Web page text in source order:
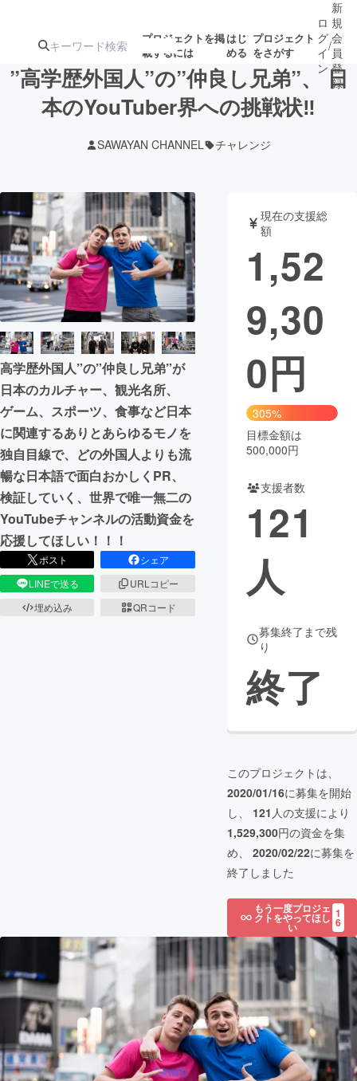
プロジェクトを掲
載するには
はじ
める
プロジェクト
をさがす
ターン
ジェクト
ロジェクト
アート・写真 音楽
テクノロジー・ガジェット ゲーム・サ
映像・映画
ビジネス・起業
まちづくり・地域活性化
CAMPFIRE for Social Good
CAMPFIRE Creation
CAMPFIREふるさと納税machi-ya コミュニティ
ロ
グ
イ
ン
/
新
規
会
員
登
録
”高学歴外国人”の”仲良し兄弟”、 日
本のYouTuber界への挑戦状‼
SAWAYAN CHANNEL チャレンジ
高学歴外国人”の”仲良し兄弟”が
日本のカルチャー、観光名所、
ゲーム、スポーツ、食事など日本
に関連するありとあらゆるモノを
独自目線で、どの外国人よりも流
暢な日本語で面白おかしくPR、
検証していく、世界で唯一無二の
YouTubeチャンネルの活動資金を
応援してほしい！！！
ポスト
シェア
LINEで送る
URLコピー
埋め込み
QRコード
現在の支援総
額
1,52
9,30
0円
305%
目標金額は
500,000円
支援者数
121
人
募集終了まで残
り
終了
このプロジェクトは、
2020/01/16に募集を開始
し、 121 人の支援により
1,529,300円の資金を集
め、 2020/02/22に募集を
終了しました
もう一度プロジェ
クトをやってほし
い
1
6